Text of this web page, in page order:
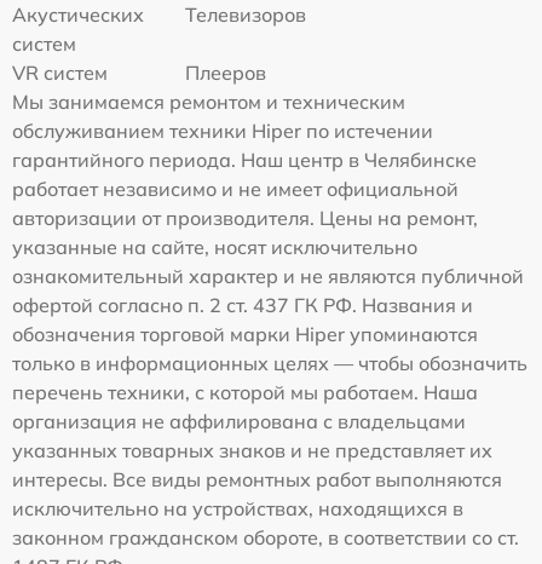
Акустических
систем
Телевизоров
VR систем
Плееров
Мы занимаемся ремонтом и техническим
обслуживанием техники Hiper по истечении
гарантийного периода. Наш центр в Челябинске
работает независимо и не имеет официальной
авторизации от производителя. Цены на ремонт,
указанные на сайте, носят исключительно
ознакомительный характер и не являются публичной
офертой согласно п. 2 ст. 437 ГК РФ. Названия и
обозначения торговой марки Hiper упоминаются
только в информационных целях — чтобы обозначить
перечень техники, с которой мы работаем. Наша
организация не аффилирована с владельцами
указанных товарных знаков и не представляет их
интересы. Все виды ремонтных работ выполняются
исключительно на устройствах, находящихся в
законном гражданском обороте, в соответствии со ст.